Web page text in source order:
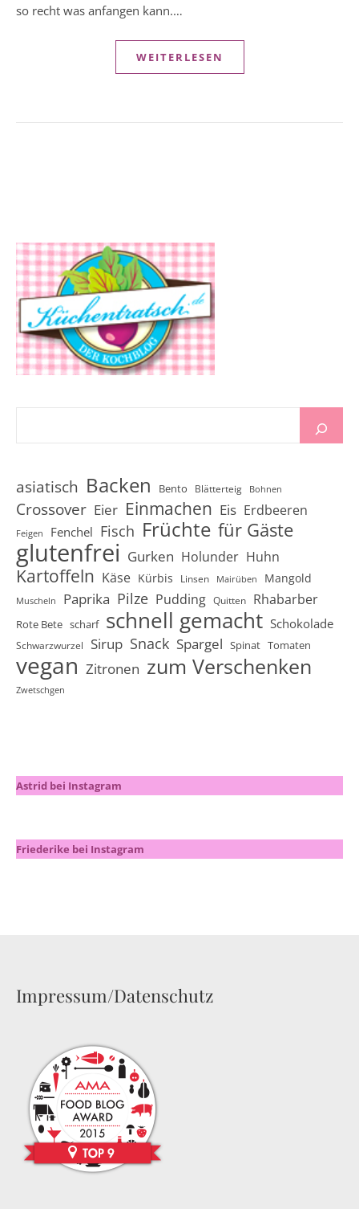
so recht was anfangen kann.…
WEITERLESEN
asiatisch Backen Bento Blätterteig Bohnen
Crossover Eier Einmachen Eis Erdbeeren
Feigen Fenchel Fisch Früchte für Gäste
glutenfrei Gurken Holunder Huhn
Kartoffeln Käse Kürbis Linsen Mairüben Mangold
Muscheln Paprika Pilze Pudding Quitten Rhabarber
Rote Bete scharf schnell gemacht Schokolade
Schwarzwurzel Sirup Snack Spargel Spinat Tomaten
vegan Zitronen zum Verschenken
Zwetschgen
Astrid bei Instagram
Friederike bei Instagram
Impressum/Datenschutz